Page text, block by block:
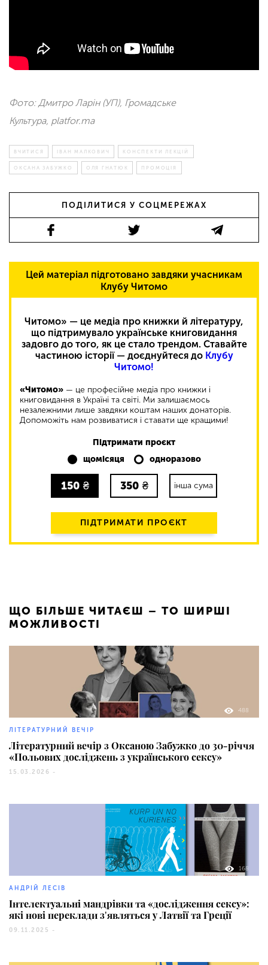
Фото: Дмитро Ларін (УП), Громадське
Культура, platfor.ma
ВЧИТИСЯ ІВАН МАЛКОВИЧ КОНСПЕКТИ ЛЕКЦІЙ
ОКСАНА ЗАБУЖКО ОЛЯ ГНАТЮК ПРОМОЦІЯ
ПОДІЛИТИСЯ У СОЦМЕРЕЖАХ
Цей матеріал підготовано завдяки учасникам
Клубу Читомо
Читомо» — це медіа про книжки й літературу,
що підтримувало українське книговидання
задовго до того, як це стало трендом. Ставайте
частиною історії — доєднуйтеся до Клубу
Читомо!
«Читомо» — це професійне медіа про книжки і
книговидання в Україні та світі. Ми залишаємось
незалежними лише завдяки коштам наших донаторів.
Допоможіть нам розвиватися і ставати ще кращими!
Підтримати проєкт
щомісяця
одноразово
150 ₴ 350 ₴ інша сума
ПІДТРИМАТИ ПРОЄКТ
ЩО БІЛЬШЕ ЧИТАЄШ – ТО ШИРШІ
МОЖЛИВОСТІ
488
ЛІТЕРАТУРНИЙ ВЕЧІР
Літературний вечір з Оксаною Забужко до 30-річчя
«Польових досліджень з українського сексу»
15.03.2026 -
168
АНДРІЙ ЛЕСІВ
Інтелектуальні мандрівки та «дослідження сексу»:
які нові переклади зʼявляться у Латвії та Греції
09.11.2025 -